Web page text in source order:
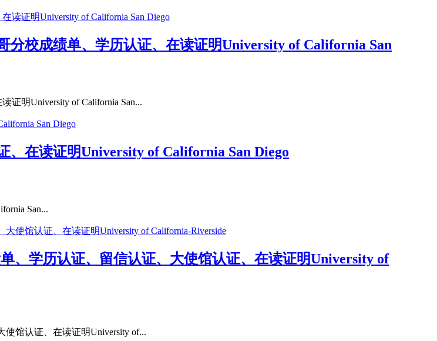
分校成绩单、学历认证、在读证明University of California San
证明University of California San...
、在读证明University of California San Diego
San...
、学历认证、留信认证、大使馆认证、在读证明University of
馆认证、在读证明University of...